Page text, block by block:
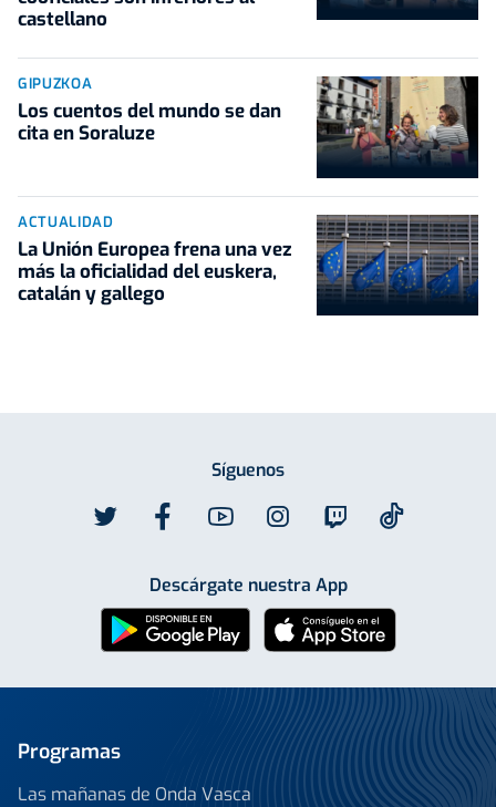
castellano
GIPUZKOA
Los cuentos del mundo se dan
cita en Soraluze
ACTUALIDAD
La Unión Europea frena una vez
más la oficialidad del euskera,
catalán y gallego
Síguenos
Descárgate nuestra App
Programas
Las mañanas de Onda Vasca